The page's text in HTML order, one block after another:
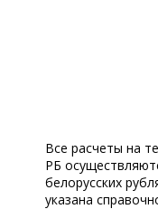
Все расчеты на
РБ
белорусских
указана